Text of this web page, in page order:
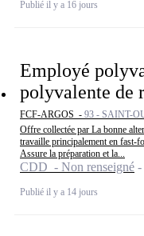
Publié il y a 16 jours
Employé
polyvalente de
FCF-ARGOS - 93 - SAINT-
Offre collectée par La bonne
travaille principalement en fast-
Assure la préparation et la...
CDD - Non renseigné
Publié il y a 14 jours